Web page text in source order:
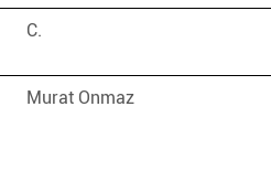
C.
Murat Onmaz